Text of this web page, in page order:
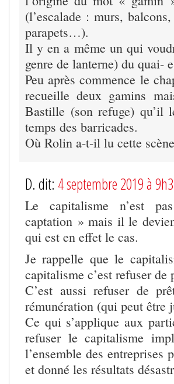
(l’escalade : murs,
parapets…).
Il y en a même un qui
genre de lanterne) du quai-
Peu après commence le
recueille deux gamins
Bastille (son refuge)
temps des barricades.
Où Rolin a-t-il lu cette
D. dit: 4 septembre 2019 à
Le capitalisme n’est
captation » mais il le
qui est en effet le cas.
Je rappelle que le
capitalisme c’est refuser
C’est aussi refuser de
rémunération (qui peut être
Ce qui s’applique aux
refuser le capitalisme
l’ensemble des entreprises
et donné les résultats